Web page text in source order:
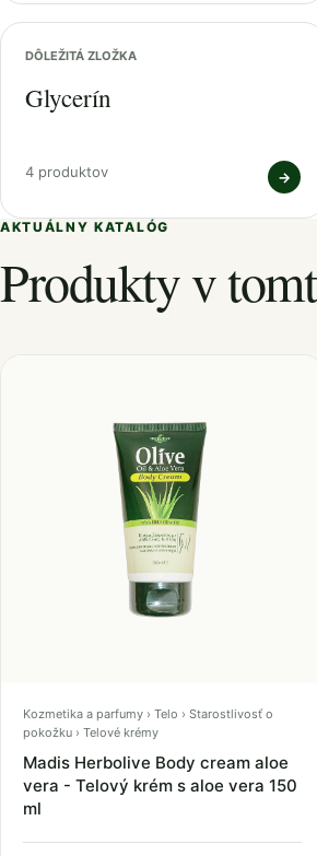
DÔLEŽITÁ ZLOŽKA
Glycerín
4 produktov →
AKTUÁLNY KATALÓG
Produkty v
Kozmetika a parfumy › Telo › Starostlivosť o
pokožku › Telové krémy
Madis Herbolive Body cream aloe
vera - Telový krém s aloe vera 150
ml